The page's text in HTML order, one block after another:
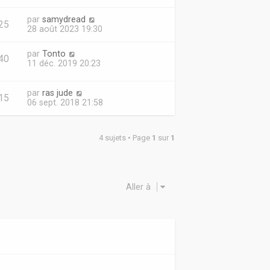
par samydread
28 août 2023 19:30
par Tonto
11 déc. 2019 20:23
par ras jude
06 sept. 2018 21:58
4 sujets • Page 1 sur 1
Aller à